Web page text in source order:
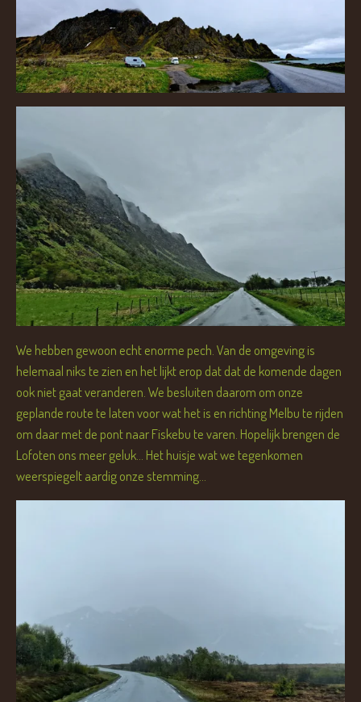
We hebben gewoon echt enorme pech. Van de omgeving is
helemaal niks te zien en het lijkt erop dat dat de komende dagen
ook niet gaat veranderen. We besluiten daarom om onze
geplande route te laten voor wat het is en richting Melbu te rijden
om daar met de pont naar Fiskebu te varen. Hopelijk brengen de
Lofoten ons meer geluk... Het huisje wat we tegenkomen
weerspiegelt aardig onze stemming...